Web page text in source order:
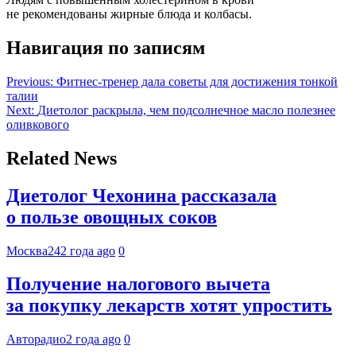
не рекомендованы жирные блюда и колбасы.
Навигация по записям
Previous: Фитнес-тренер дала советы для достижения тонкой
талии
Next: Диетолог раскрыла, чем подсолнечное масло полезнее
оливкового
Related News
Диетолог Чехонина рассказала
о пользе овощных соков
Москва242 года ago 0
Получение налогового вычета
за покупку лекарств хотят упростить
Авторадио2 года ago 0